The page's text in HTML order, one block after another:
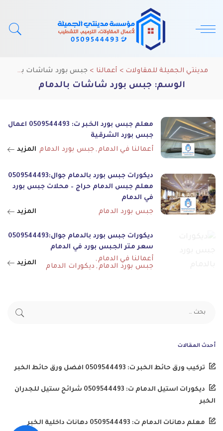
مدينتي الجميلة للمقاولات > أعمالنا >جبس بورد شاشات بالدمام
الوسم: جبس بورد شاشات بالدمام
معلم جبس بورد الخبر ت: 0509544493 اعمال
جبس بورد الشرقية
أعمالنا في الدمام جبس بورد الدمام المزيد
ديكورات جبس بورد بالدمام جوال:0509544493
معلم جبس الدمام حراج – محلات جبس بورد
في الدمام
جبس بورد الدمام
المزيد
ديكورات جبس بورد بالدمام جوال:0509544493
سعر متر الجبس بورد في الدمام
أعمالنا في الدمام
جبس بورد الدمام ديكورات الدمام المزيد
أحدث المقالات
تركيب ورق حائط الخبر ت: 0509544493 افضل ورق حائط الخبر
ديكورات استيل الدمام ت: 0509544493 شرائح ستيل للجدران
الخبر
معلم دهانات الدمام ت: 0509544493 دهانات داخلية الخبر